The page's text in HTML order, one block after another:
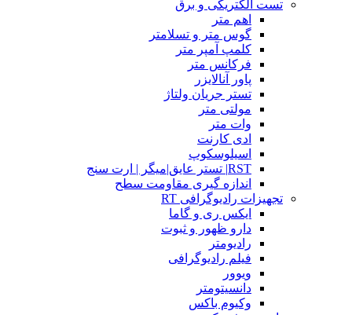
تست الکتریکی و برق
اهم متر
گوس متر و تسلامتر
کلمپ آمپر متر
فرکانس متر
پاور آنالایزر
تستر جریان ولتاژ
مولتی متر
وات متر
ادی کارنت
اسیلوسکوپ
RST| تستر عایق|میگر | ارت سنج
اندازه گیری مقاومت سطح
تجهیزات رادیوگرافی RT
ایکس ری و گاما
دارو ظهور و ثبوت
رادیومتر
فیلم رادیوگرافی
ویوور
دانسیتومتر
وکیوم باکس